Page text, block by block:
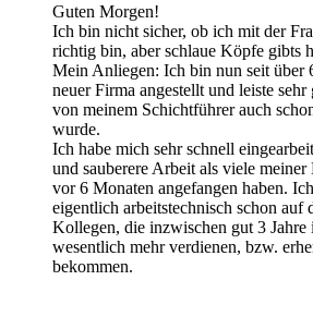
Guten Morgen!
Ich bin nicht sicher, ob ich mit der
richtig bin, aber schlaue Köpfe gibts
Mein Anliegen: Ich bin nun seit über
neuer Firma angestellt und leiste
von meinem Schichtführer auch
wurde.
Ich habe mich sehr schnell
und sauberere Arbeit als viele
vor 6 Monaten angefangen haben.
eigentlich arbeitstechnisch schon auf
Kollegen, die inzwischen gut 3 Jahre
wesentlich mehr verdienen, bzw.
bekommen.